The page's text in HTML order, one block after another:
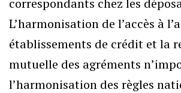
correspondants chez les
L’harmonisation de l’accès à
établissements de crédit et la
mutuelle des agréments
l’harmonisation des règles